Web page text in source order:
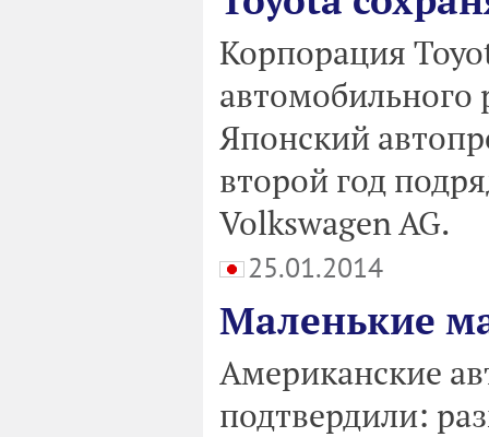
Корпорация
автомобильного
Японский
второй год
Volkswagen AG.
25.01.2014
Маленькие
Американские
подтвердили: